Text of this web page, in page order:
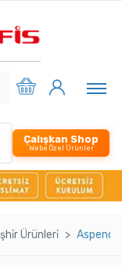
Çalışkan Shop
Webe Özel Ürünler
Ürünleri̇